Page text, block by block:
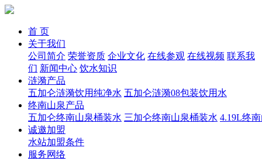
首 页
关于我们
公司简介 荣誉资质 企业文化 在线参观 在线视频 联系我
们 新闻中心 饮水知识
涟漪产品
五加仑涟漪饮用纯净水 五加仑涟漪08包装饮用水
终南山泉产品
五加仑终南山泉桶装水 三加仑终南山泉桶装水 4.19L终
诚邀加盟
水站加盟条件
服务网络